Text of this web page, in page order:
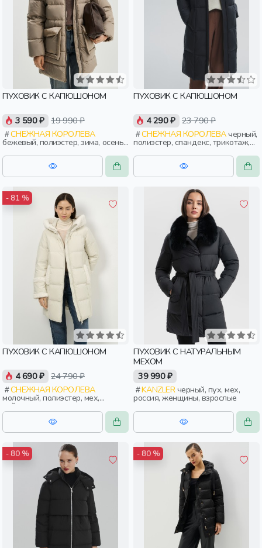
ПУХОВИК С КАПЮШОНОМ
3 590 ₽ 19 990 ₽
СНЕЖНАЯ КОРОЛЕВА
бежевый, полиэстер, зима, осень,
россия, прямые, короткие,
капюшон, застежка, клапан,
карман, воротник, воротник-
стойка, женщины, взрослые
ПУХОВИК С КАПЮШОНОМ
4 290 ₽ 23 790 ₽
СНЕЖНАЯ КОРОЛЕВАчерный,
полиэстер, спандекс, трикотаж,
зима, осень, россия, женщины,
взрослые
- 81 %
ПУХОВИК С КАПЮШОНОМ
4 690 ₽ 24 790 ₽
СНЕЖНАЯ КОРОЛЕВА
молочный, полиэстер, мех,
нейлон, зима, осень, россия,
прямые, капюшон, застежка,
утепленные, стеганые, прорези,
карман, женщины, взрослые
ПУХОВИК С НАТУРАЛЬНЫМ
МЕХОМ
39 990 ₽
KANZLERчерный, пух, мех,
россия, женщины, взрослые
- 80 % - 80 %